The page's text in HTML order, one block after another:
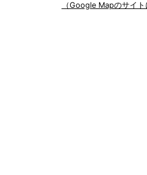
（Google Mapのサイト